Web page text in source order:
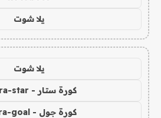
يلا شوت
يلا شوت
كورة ستار - koora-star
كورة جول - koora-goal